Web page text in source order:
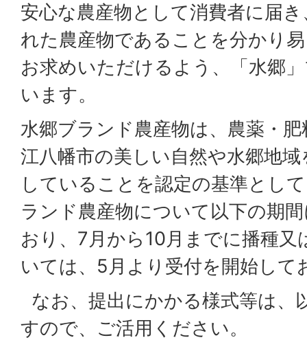
安心な農産物として消費者に届
れた農産物であることを分かり
お求めいただけるよう、「水郷
います。
水郷ブランド農産物は、農薬・
江八幡市の美しい自然や水郷地
していることを認定の基準とし
ランド農産物について以下の期
おり、7月から10月までに播種又
いては、5月より受付を開始して
なお、提出にかかる様式等は、
すので、ご活用ください。